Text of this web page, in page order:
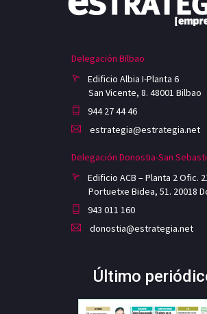
Delegación Bilbao
Edificio Albia I-Planta 6
San Vicente, 8. 48001 Bilbao
944 27 44 46
estrategia@estrategia.net
Delegación Donostia-San
Edificio ACB – Planta 2 Ofic.
Portuetxe Bidea, 51. 20018
943 011 160
donostia@estrategia.net
Último